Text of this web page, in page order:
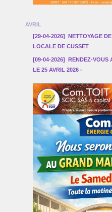
AVRIL
[29-04-2026] NETTOYAGE
LOCALE DE CUSSET
[09-04-2026] RENDEZ-VOUS
LE 25 AVRIL 2026 -